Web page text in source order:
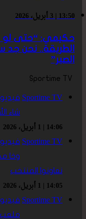
13:50 | 3 أبريل، 2026
حكيمي: “حتى لو
الطريقة.. نحن جد
الصبر”
Sportime TV
Sportime TV
شاء
14:06 | 1 أبريل، 2026
Sportime TV
وخا
نعاونوا المنتخب
14:05 | 1 أبريل، 2026
Sportime TV
ملعب